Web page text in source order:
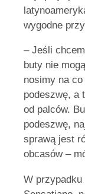
wygodne
– Jeśli
buty nie
nosimy na
podeszwę, a
od palców.
podeszwę,
sprawą jest
obcasów –
W przypadku